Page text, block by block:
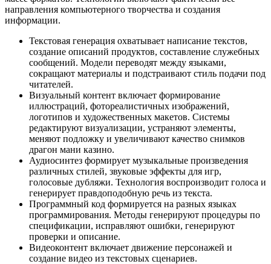
направления компьютерного творчества и создания
информации.
Текстовая генерация охватывает написание текстов,
создание описаний продуктов, составление служебных
сообщений. Модели переводят между языками,
сокращают материалы и подстраивают стиль подачи под
читателей.
Визуальный контент включает формирование
иллюстраций, фотореалистичных изображений,
логотипов и художественных макетов. Системы
редактируют визуализации, устраняют элементы,
меняют подложку и увеличивают качество снимков
драгон мани казино.
Аудиосинтез формирует музыкальные произведения
различных стилей, звуковые эффекты для игр,
голосовые дубляжи. Технология воспроизводит голоса и
генерирует правдоподобную речь из текста.
Программный код формируется на разных языках
программирования. Методы генерируют процедуры по
спецификации, исправляют ошибки, генерируют
проверки и описание.
Видеоконтент включает движение персонажей и
создание видео из текстовых сценариев.